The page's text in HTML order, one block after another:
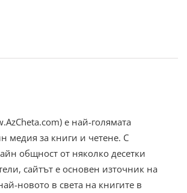
е най-голямата
медия за книги и четене. С
общност от няколко десетки
сайтът е основен източник на
новото в света на книгите в